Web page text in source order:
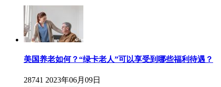
美国养老如何？“绿卡老人”可以享受到哪些福利待遇？
28741 2023年06月09日